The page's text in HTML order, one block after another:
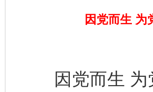
因党而生
因党而生 为